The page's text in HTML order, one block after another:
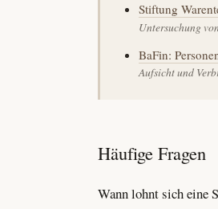
Stiftung
Untersuchung
BaFin:
Aufsicht und
Häufige Fragen
Wann lohnt sich eine